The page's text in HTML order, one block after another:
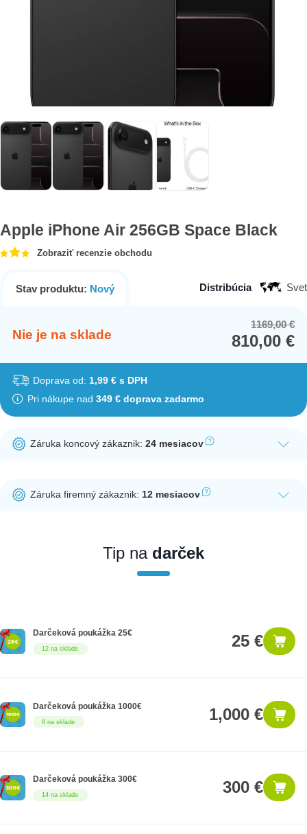
Apple iPhone Air 256GB Space Black
Zobraziť recenzie obchodu
Stav produktu: Nový Distribúcia Svet
Nie je na sklade
1169,00€
810,00€
Doprava od: 1,99 € s DPH
Pri nákupe nad 349 € doprava zadarmo
Záruka koncový zákaznik:24 mesiacov
potrebná registrácia zákazníckeho účtu.
Záruka firemný zákaznik:12 mesiacov
nakupovať ako firemný zákazník, musíte sa pred nákupom
registrovať. Registrácia podlieha overeniu.
Tip nadarček
12 na sklade
Darčeková poukážka 25€ 25 €
8 na sklade
Darčeková poukážka 1000€ 1,000 €
14 na sklade
Darčeková poukážka 300€ 300 €